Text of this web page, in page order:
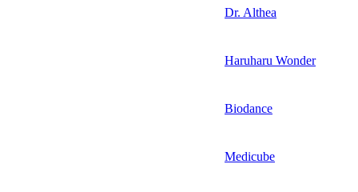
Dr. Althea
Haruharu Wonder
Biodance
Medicube